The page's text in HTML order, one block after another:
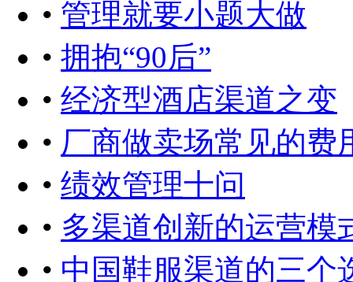
• 管理就要小题大做
• 拥抱“90后”
• 经济型酒店渠道之变
• 厂商做卖场常见的费
• 绩效管理十问
• 多渠道创新的运营模
• 中国鞋服渠道的三个